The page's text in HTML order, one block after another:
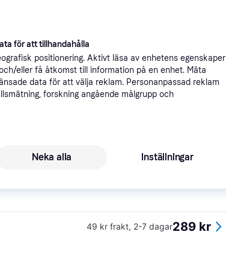
Köpgaranti
Lägst pris·59 kr frakt,1-2 dagar256 kr
2-4 dagar307 kr
49 kr frakt, 2-7 dagar289 kr
för att tillhandahålla
positionering. Aktivt läsa av enhetens egenskaper
eller få åtkomst till information på en enhet. Mäta
data för att välja reklam. Personanpassad reklam
forskning angående målgrupp och
Neka alla Inställningar